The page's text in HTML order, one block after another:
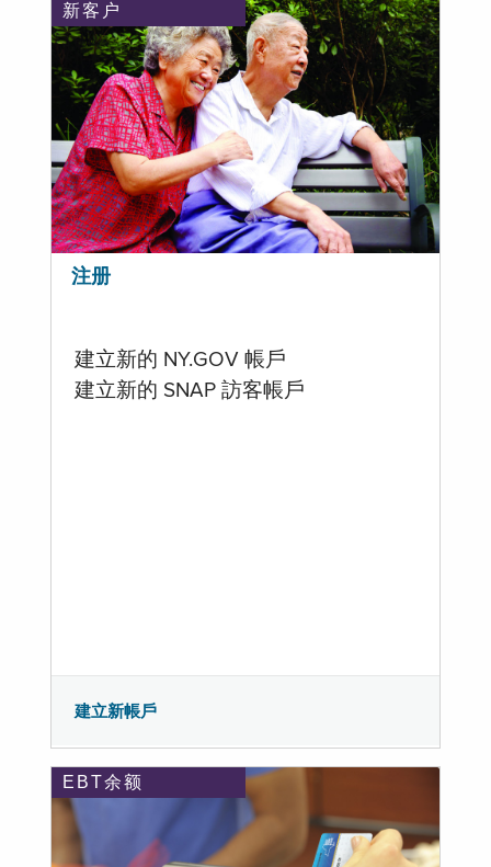
新客户
注册
建立新的 NY.GOV 帳戶
建立新的 SNAP 訪客帳戶
建立新帳戶
EBT余额